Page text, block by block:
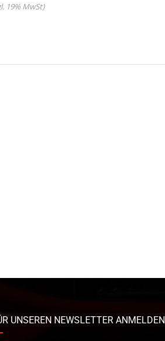
19% MwSt)
UNSEREN NEWSLETTER ANMELDEN